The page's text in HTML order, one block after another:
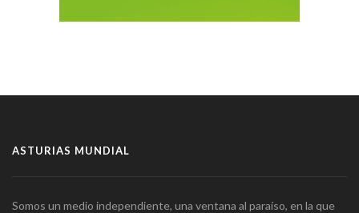
ASTURIAS MUNDIAL
Somos un medio independiente, una ventana al paraíso, en la que